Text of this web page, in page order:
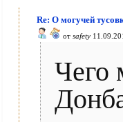
Re: О могучей
от safety
Чего